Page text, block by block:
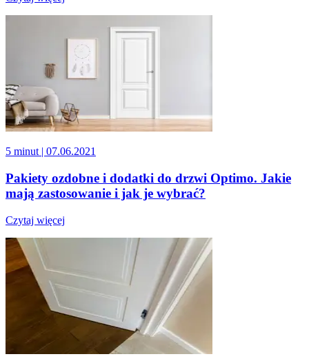
5 minut | 07.06.2021
Pakiety ozdobne i dodatki do drzwi Optimo. Jakie
mają zastosowanie i jak je wybrać?
Czytaj więcej